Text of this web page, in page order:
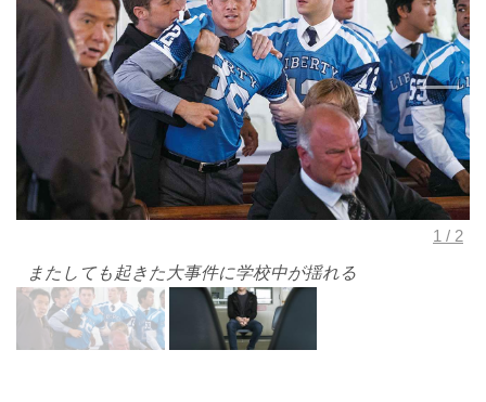
またしても起きた大事件に学校中が揺れる